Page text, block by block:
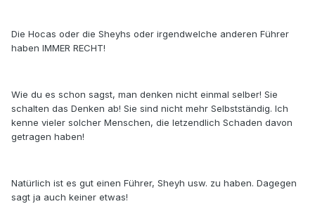
Die Hocas oder die Sheyhs oder irgendwelche anderen Führer
haben IMMER RECHT!
Wie du es schon sagst, man denken nicht einmal selber! Sie
schalten das Denken ab! Sie sind nicht mehr Selbstständig. Ich
kenne vieler solcher Menschen, die letzendlich Schaden davon
getragen haben!
Natürlich ist es gut einen Führer, Sheyh usw. zu haben. Dagegen
sagt ja auch keiner etwas!